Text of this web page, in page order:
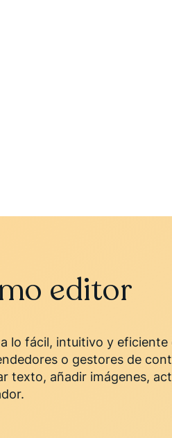
editor
lo fácil, intuitivo y
o gestores de
texto, añadir imágenes,